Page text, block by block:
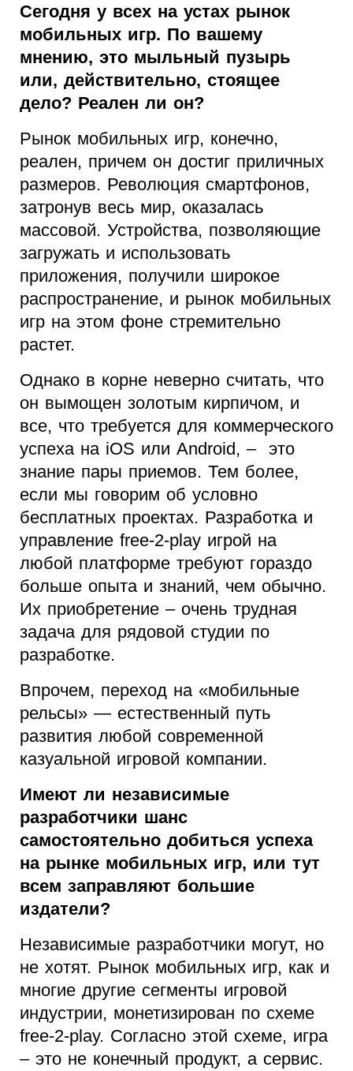
Сегодня у всех на устах рынок
мобильных игр. По вашему
мнению, это мыльный пузырь
или, действительно, стоящее
дело? Реален ли он?
Рынок мобильных игр, конечно,
реален, причем он достиг приличных
размеров. Революция смартфонов,
затронув весь мир, оказалась
массовой. Устройства, позволяющие
загружать и использовать
приложения, получили широкое
распространение, и рынок мобильных
игр на этом фоне стремительно
растет.
Однако в корне неверно считать, что
он вымощен золотым кирпичом, и
все, что требуется для коммерческого
успеха на iOS или Android, – это
знание пары приемов. Тем более,
если мы говорим об условно
бесплатных проектах. Разработка и
управление free-2-play игрой на
любой платформе требуют гораздо
больше опыта и знаний, чем обычно.
Их приобретение – очень трудная
задача для рядовой студии по
разработке.
Впрочем, переход на «мобильные
рельсы» — естественный путь
развития любой современной
казуальной игровой компании.
Имеют ли независимые
разработчики шанс
самостоятельно добиться успеха
на рынке мобильных игр, или тут
всем заправляют большие
издатели?
Независимые разработчики могут, но
не хотят. Рынок мобильных игр, как и
многие другие сегменты игровой
индустрии, монетизирован по схеме
free-2-play. Согласно этой схеме, игра
– это не конечный продукт, а сервис.